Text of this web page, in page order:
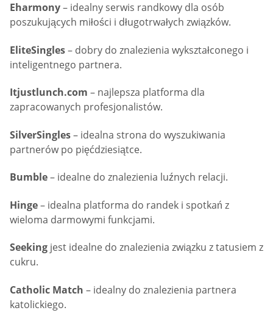
Eharmony– idealny serwis randkowy dla osób
poszukujących miłości i długotrwałych związków.
EliteSingles– dobry do znalezienia wykształconego i
inteligentnego partnera.
Itjustlunch.com – najlepsza platforma dla
zapracowanych profesjonalistów.
SilverSingles– idealna strona do wyszukiwania
partnerów po pięćdziesiątce.
Bumble– idealne do znalezienia luźnych relacji.
Hinge– idealna platforma do randek i spotkań z
wieloma darmowymi funkcjami.
Seeking jest idealne do znalezienia związku z tatusiem z
cukru.
Catholic Match – idealny do znalezienia partnera
katolickiego.